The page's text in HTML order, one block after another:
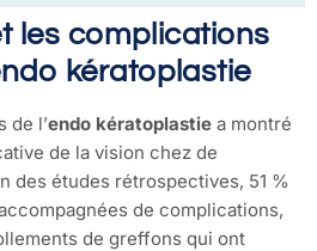
les complications
kératoplastie
de l’endo kératoplastie a montré
de la vision chez de
des études rétrospectives, 51 %
de complications,
de greffons qui ont